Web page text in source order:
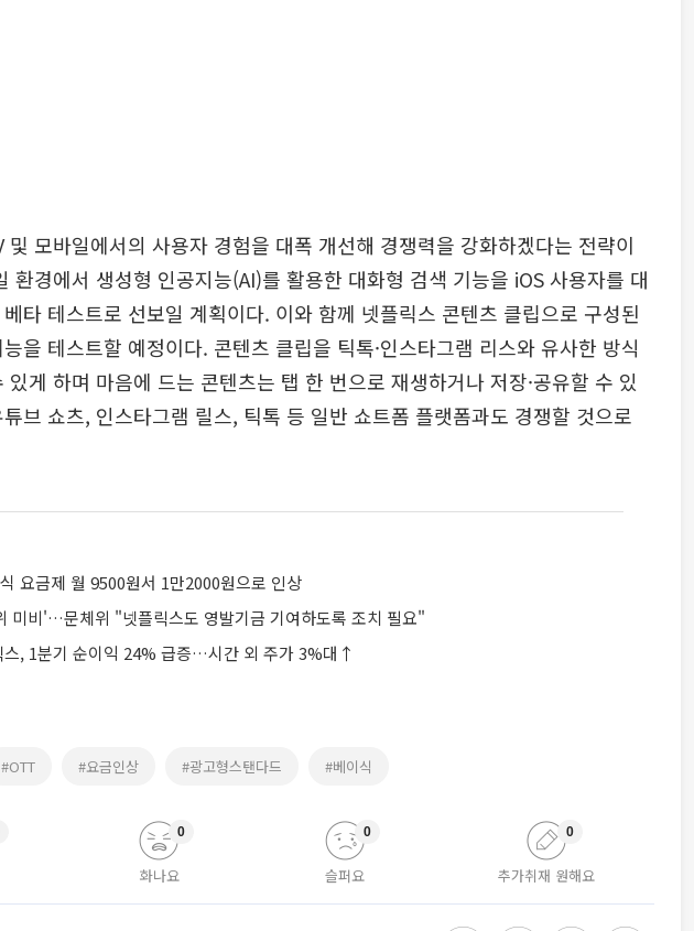
및 모바일에서의 사용자 경험을 대폭 개선해 경쟁력을 강화하겠다는 전략이
환경에서 생성형 인공지능(AI)를 활용한 대화형 검색 기능을 iOS 사용자를 대
타 테스트로 선보일 계획이다. 이와 함께 넷플릭스 콘텐츠 클립으로 구성된
을 테스트할 예정이다. 콘텐츠 클립을 틱톡·인스타그램 리스와 유사한 방식
있게 하며 마음에 드는 콘텐츠는 탭 한 번으로 재생하거나 저장·공유할 수 있
브 쇼츠, 인스타그램 릴스, 틱톡 등 일반 쇼트폼 플랫폼과도 경쟁할 것으로
요금제 월 9500원서 1만2000원으로 인상
미비'…문체위 "넷플릭스도 영발기금 기여하도록 조치 필요"
스, 1분기 순이익 24% 급증…시간 외 주가 3%대↑
#OTT #요금인상 #광고형스탠다드 #베이식
화나요
0
슬퍼요
0
추가취재 원해요
0